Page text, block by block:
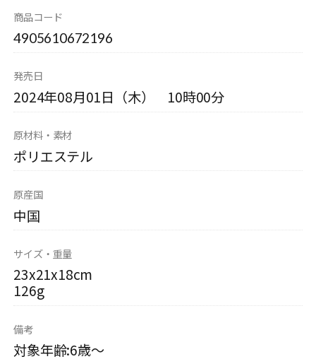
商品コード
4905610672196
発売日
2024年08月01日（木） 10時00分
原材料・素材
ポリエステル
原産国
中国
サイズ・重量
23x21x18cm
126g
備考
対象年齢:6歳～